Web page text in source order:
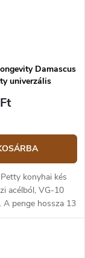
Damascus
univerzális
konyhai kés
acélból, VG-10
A penge hossza 13
hossza 23 cm.